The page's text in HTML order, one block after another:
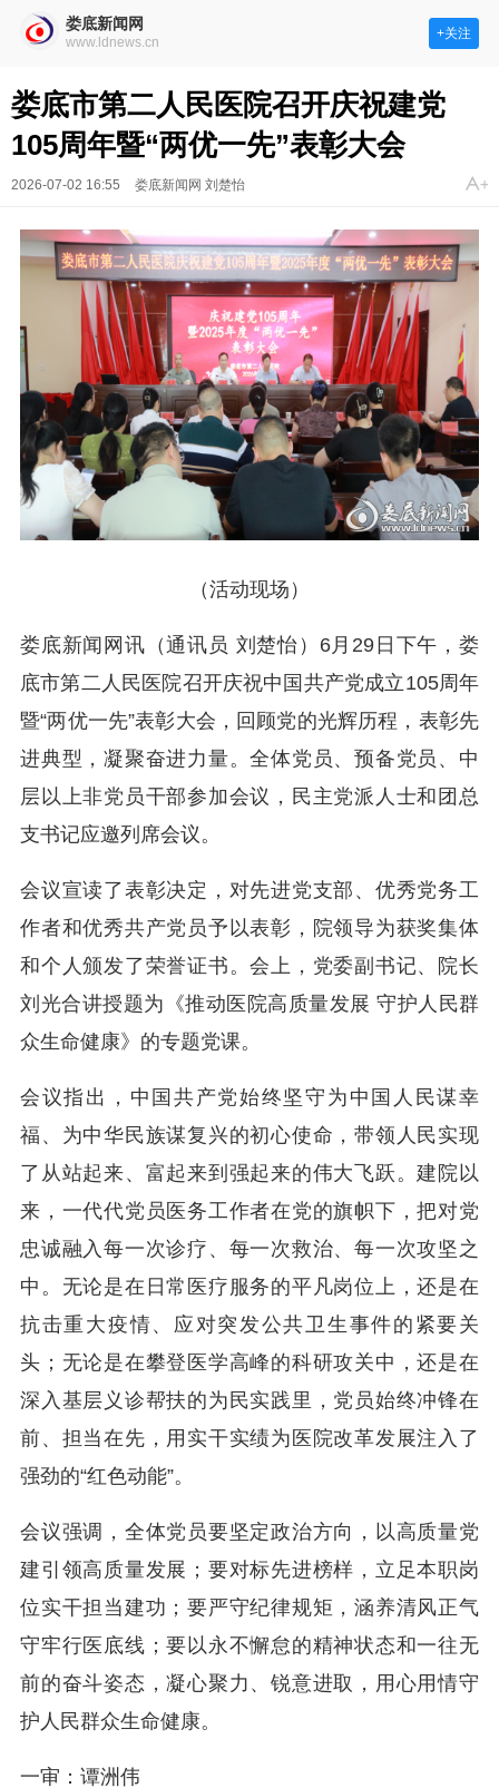
娄底新闻网
www.ldnews.cn
+关注
娄底市第二人民医院召开庆祝建党
105周年暨“两优一先”表彰大会
2026-07-02 16:55 娄底新闻网 刘楚怡
（活动现场）
娄底新闻网讯（通讯员 刘楚怡）6月29日下午，娄
底市第二人民医院召开庆祝中国共产党成立105周年
暨“两优一先”表彰大会，回顾党的光辉历程，表彰先
进典型，凝聚奋进力量。全体党员、预备党员、中
层以上非党员干部参加会议，民主党派人士和团总
支书记应邀列席会议。
会议宣读了表彰决定，对先进党支部、优秀党务工
作者和优秀共产党员予以表彰，院领导为获奖集体
和个人颁发了荣誉证书。会上，党委副书记、院长
刘光合讲授题为《推动医院高质量发展 守护人民群
众生命健康》的专题党课。
会议指出，中国共产党始终坚守为中国人民谋幸
福、为中华民族谋复兴的初心使命，带领人民实现
了从站起来、富起来到强起来的伟大飞跃。建院以
来，一代代党员医务工作者在党的旗帜下，把对党
忠诚融入每一次诊疗、每一次救治、每一次攻坚之
中。无论是在日常医疗服务的平凡岗位上，还是在
抗击重大疫情、应对突发公共卫生事件的紧要关
头；无论是在攀登医学高峰的科研攻关中，还是在
深入基层义诊帮扶的为民实践里，党员始终冲锋在
前、担当在先，用实干实绩为医院改革发展注入了
强劲的“红色动能”。
会议强调，全体党员要坚定政治方向，以高质量党
建引领高质量发展；要对标先进榜样，立足本职岗
位实干担当建功；要严守纪律规矩，涵养清风正气
守牢行医底线；要以永不懈怠的精神状态和一往无
前的奋斗姿态，凝心聚力、锐意进取，用心用情守
护人民群众生命健康。
一审：谭洲伟